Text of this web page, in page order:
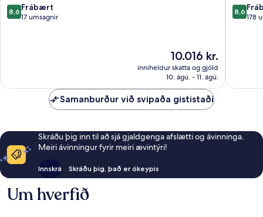
8.6
af
8,6 Frábært
17 umsagnir
Verðið
er
10.016 kr.
10.016 kr.
inniheldur skatta og gjöld
10. ágú. - 11. ágú.
8.6
af
8,6
178
Samanburður við svipaða gististaði
Skráðu þig inn til að sjá gjaldgenga afslætti og ávinninga.
Meiri ávinningur fyrir meiri ævintýri!
Innskrá Skráðu þig, það er ókeypis
Um hverfið